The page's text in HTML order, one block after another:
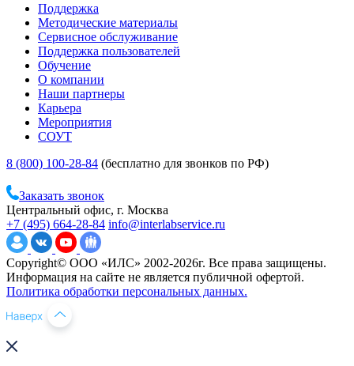
Поддержка
Методические материалы
Сервисное обслуживание
Поддержка пользователей
Обучение
О компании
Наши партнеры
Карьера
Мероприятия
СОУТ
8 (800) 100-28-84 (бесплатно для звонков по РФ)
Заказать звонок
Центральный офис, г. Москва
+7 (495) 664-28-84 info@interlabservice.ru
Copyright© ООО «ИЛС» 2002-2026г. Все права защищены.
Информация на сайте не является публичной офертой.
Политика обработки персональных данных.